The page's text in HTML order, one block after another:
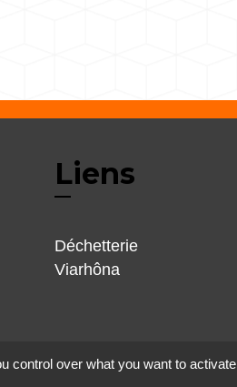
Liens
Déchetterie
Viarhôna
Accessibilité
control over what you want to activate